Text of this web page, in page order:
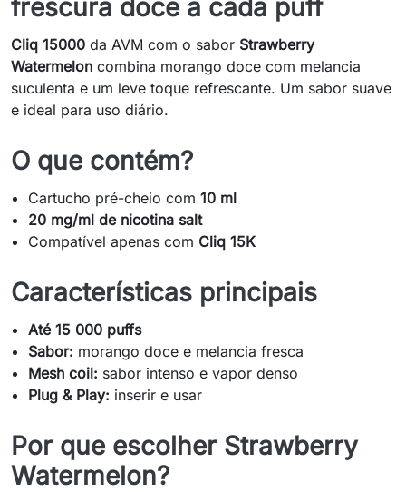
frescura doce a cada puff
Cliq 15000 da AVM com o sabor Strawberry
Watermelon combina morango doce com melancia
suculenta e um leve toque refrescante. Um sabor suave
e ideal para uso diário.
O que contém?
Cartucho pré-cheio com10 ml
20 mg/ml de nicotina salt
Compatível apenas com Cliq 15K
Características principais
Até 15 000 puffs
Sabor: morango doce e melancia fresca
Mesh coil: sabor intenso e vapor denso
Plug & Play: inserir e usar
Por que escolher Strawberry
Watermelon?